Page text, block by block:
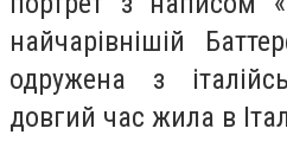
найчарівнішій
одружена з
довгий час жила в